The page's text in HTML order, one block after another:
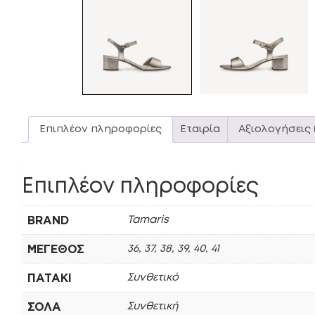
Επιπλέον πληροφορίες Εταιρία Αξιολογήσεις
Επιπλέον πληροφορίες
BRAND Tamaris
ΜΈΓΕΘΟΣ 36, 37, 38, 39, 40, 41
ΠΑΤΆΚΙ Συνθετικό
ΣΌΛΑ Συνθετική